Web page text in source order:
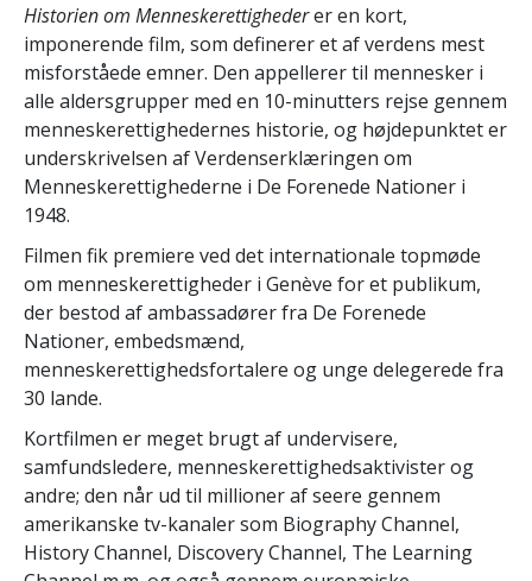
Historien om Menneskerettighederer en kort,
imponerende film, som definerer et af verdens mest
misforståede emner. Den appellerer til mennesker i
alle aldersgrupper med en 10-minutters rejse gennem
menneskerettighedernes historie, og højdepunktet er
underskrivelsen af Verdenserklæringen om
Menneskerettighederne i De Forenede Nationer i
1948.
Filmen fik premiere ved det internationale topmøde
om menneskerettigheder i Genève for et publikum,
der bestod af ambassadører fra De Forenede
Nationer, embedsmænd,
menneskerettighedsfortalere og unge delegerede fra
30 lande.
Kortfilmen er meget brugt af undervisere,
samfundsledere, menneskerettighedsaktivister og
andre; den når ud til millioner af seere gennem
amerikanske tv-kanaler som Biography Channel,
History Channel, Discovery Channel, The Learning